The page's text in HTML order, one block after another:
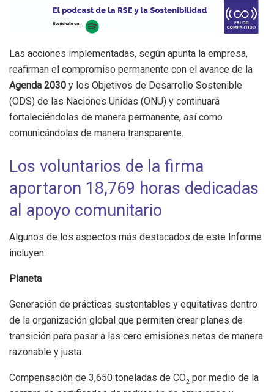
Las acciones implementadas, según apunta la empresa,
reafirman el compromiso permanente con el avance de la
Agenda 2030 y los Objetivos de Desarrollo Sostenible
(ODS) de las Naciones Unidas (ONU) y continuará
fortaleciéndolas de manera permanente, así como
comunicándolas de manera transparente.
Los voluntarios de la firma
aportaron 18,769 horas dedicadas
al apoyo comunitario
Algunos de los aspectos más destacados de este Informe
incluyen:
Planeta
Generación de prácticas sustentables y equitativas dentro
de la organización global que permiten crear planes de
transición para pasar a las cero emisiones netas de manera
razonable y justa.
Compensación de 3,650 toneladas de CO2 por medio de la